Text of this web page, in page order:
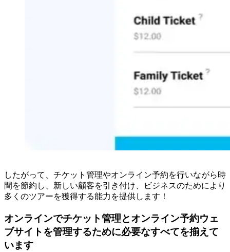
したがって、チケット管理やオンライン予約を行いながら時
間を節約し、新しい顧客を引き付け、ビジネスのためにより
多くのツアーを獲得する能力を提供します！
オンラインでチケット管理とオンライン予約ウェ
ブサイトを管理するために必要なすべてを揃えて
います